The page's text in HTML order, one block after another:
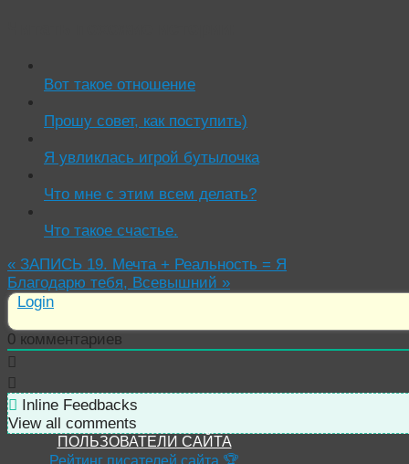
Вот такое отношение
Прошу совет, как поступить)
Я увликлась игрой бутылочка
Что мне с этим всем делать?
Что такое счастье.
« ЗАПИСЬ 19. Мечта + Реальность = Я
Благодарю тебя, Всевышний »
Login
0 комментариев
Inline Feedbacks
View all comments
ПОЛЬЗОВАТЕЛИ САЙТА
Рейтинг писателей сайта 🏆